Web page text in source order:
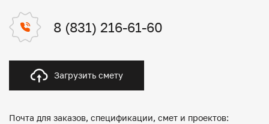
8 (831) 216-61-60
Загрузить смету
Почта для заказов, спецификации, смет и проектов: